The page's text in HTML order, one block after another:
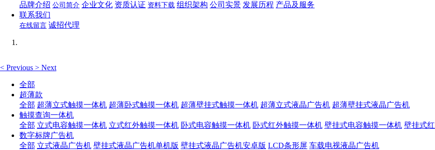
品牌介绍 公司简介 企业文化 资质认证 资料下载 组织架构 公司实景 发展历程 产品及服务
联系我们
在线留言 诚招代理
< Previous > Next
全部
超薄款
全部 超薄立式触摸一体机 超薄卧式触摸一体机 超薄壁挂式触摸一体机 超薄立式液晶广告机 超薄壁挂式液晶广告机
触摸查询一体机
全部 立式电容触摸一体机 立式红外触摸一体机 卧式电容触摸一体机 卧式红外触摸一体机 壁挂式电容触摸一体机 壁挂式
数字标牌广告机
全部 立式液晶广告机 壁挂式液晶广告机单机版 壁挂式液晶广告机安卓版 LCD条形屏 车载电视液晶广告机